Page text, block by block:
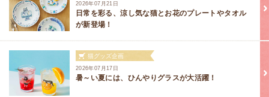
2026年07月21日
日常を彩る、涼し気な猫とお花のプレートやタオル
が新登場！
猫グッズ企画
2026年07月17日
暑～い夏には、ひんやりグラスが大活躍！